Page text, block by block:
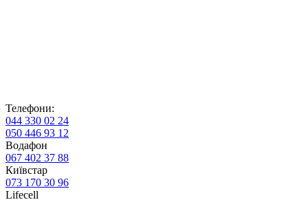
Телефони:
044 330 02 24
050 446 93 12
Водафон
067 402 37 88
Київстар
073 170 30 96
Lifecell